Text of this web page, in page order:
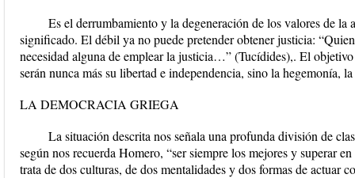
Es el derrumbamiento y la degeneración de los valores de
significado. El débil ya no puede pretender obtener justicia:
necesidad alguna de emplear la justicia…” (Tucídides),. El
serán nunca más su libertad e independencia, sino la hegemonía,
LA DEMOCRACIA GRIEGA
La situación descrita nos señala una profunda división de
según nos recuerda Homero, “ser siempre los mejores y superar
trata de dos culturas, de dos mentalidades y dos formas de actuar